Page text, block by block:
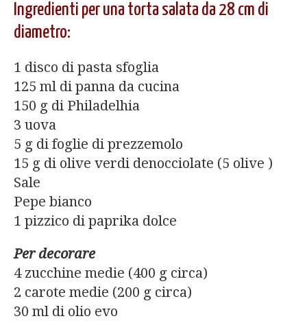
Ingredienti per una torta salata da 28 cm di
diametro:
1 disco di pasta sfoglia
125 ml di panna da cucina
150 g di Philadelhia
3 uova
5 g di foglie di prezzemolo
15 g di olive verdi denocciolate (5 olive )
Sale
Pepe bianco
1 pizzico di paprika dolce
Per decorare
4 zucchine medie (400 g circa)
2 carote medie (200 g circa)
30 ml di olio evo